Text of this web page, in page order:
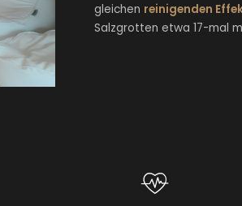
gleichen reinigenden
Salzgrotten etwa 17-mal